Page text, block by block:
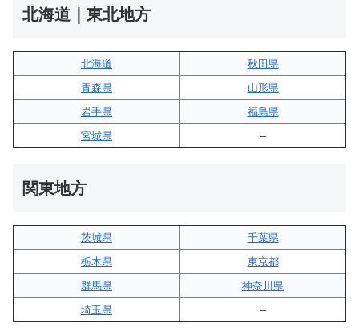
北海道｜東北地方
北海道
秋田県
青森県
山形県
岩手県
福島県
宮城県
–
関東地方
茨城県
千葉県
栃木県
東京都
群馬県
神奈川県
埼玉県
–